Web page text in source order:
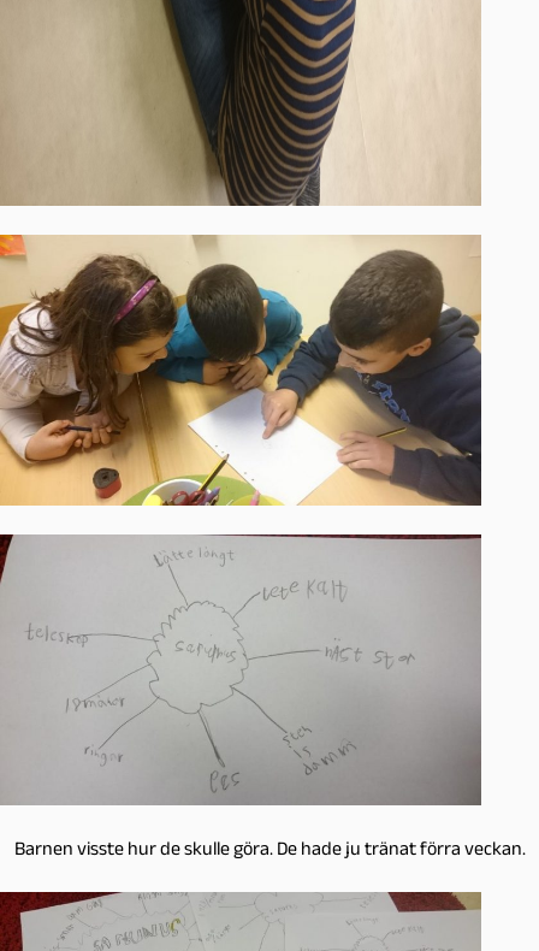
Barnen visste hur de skulle göra. De hade ju tränat förra veckan.